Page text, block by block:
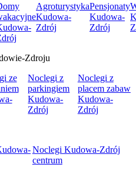
Agroturystyka
Kudowa-
Zdrój
Pensjonaty
Kudowa-
Zdrój
Zdroju
ze
Noclegi z
parkingiem
Kudowa-
Zdrój
Noclegi z
placem zabaw
Kudowa-
Zdrój
Noclegi Kudowa-Zdrój
centrum